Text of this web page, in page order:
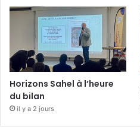
Horizons Sahel à l’heure
du bilan
il y a 2 jours